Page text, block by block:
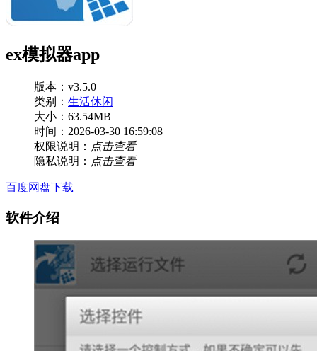
ex模拟器app
版本：v3.5.0
类别： 生活休闲
大小：63.54MB
时间：2026-03-30 16:59:08
权限说明： 点击查看
隐私说明： 点击查看
百度网盘下载
软件介绍